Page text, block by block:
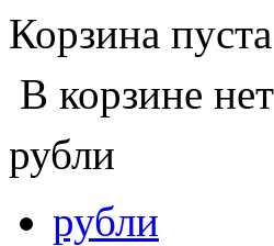
Корзина пуста
В корзине
рубли
рубли